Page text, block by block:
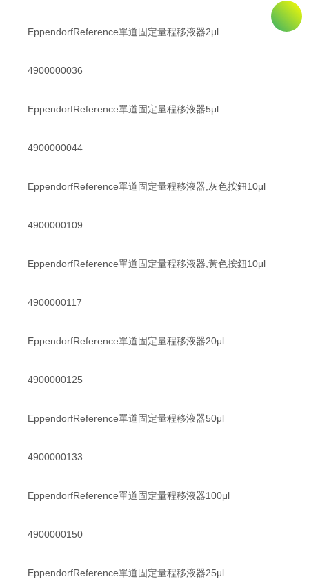
EppendorfReference單道固定量程移液器2μl
4900000036
EppendorfReference單道固定量程移液器5μl
4900000044
EppendorfReference單道固定量程移液器,灰色按鈕10μl
4900000109
EppendorfReference單道固定量程移液器,黃色按鈕10μl
4900000117
EppendorfReference單道固定量程移液器20μl
4900000125
EppendorfReference單道固定量程移液器50μl
4900000133
EppendorfReference單道固定量程移液器100μl
4900000150
EppendorfReference單道固定量程移液器25μl